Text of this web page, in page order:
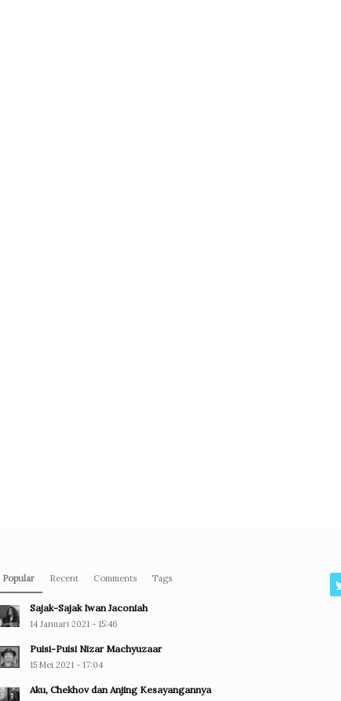
Popular Recent Comments Tags
Sajak-Sajak Iwan Jaconiah
14 Januari 2021 - 15:46
Puisi-Puisi Nizar Machyuzaar
15 Mei 2021 - 17:04
Aku, Chekhov dan Anjing Kesayangannya